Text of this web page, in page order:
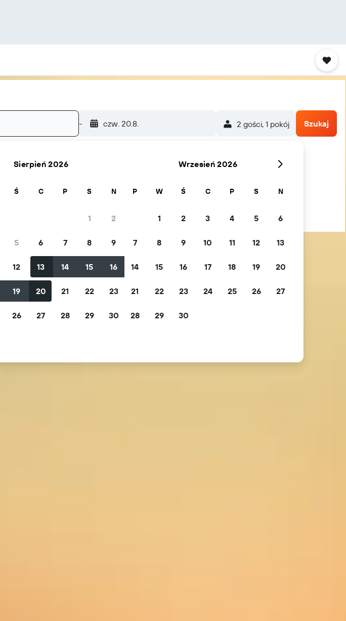
- czw. 20.8. 2 gości, 1 pokój Szukaj
Sierpień 2026
Ś C P S N
1 2
5 6 7 8 9
12 13 14 15 16
19 20 21 22 23
26 27 28 29 30
Wrzesień 2026
P W Ś C P S N
1 2 3 4 5 6
7 8 9 10 11 12 13
14 15 16 17 18 19 20
21 22 23 24 25 26 27
28 29 30